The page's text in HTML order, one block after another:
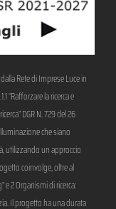
Rete di Imprese Luce in
“Rafforzare la ricerca e
DGR N. 729 del 26
che siano
utilizzando un approccio
coinvolge, oltre al
e 2 Organismi di ricerca:
Il progetto ha una durata